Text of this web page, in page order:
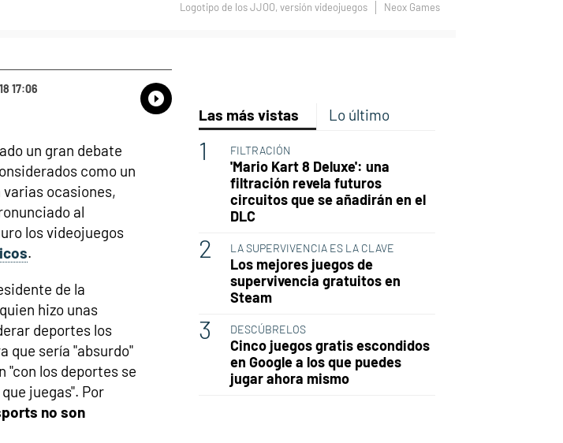
Logotipo de los JJOO, versión videojuegos Neox Games
17:06
Whatsapp
Compartir
un gran debate
como un
ocasiones,
al
los videojuegos
.
de la
hizo unas
deportes los
que sería "absurdo"
"con los deportes se
juegas". Por
no son
Las más vistas Lo último
FILTRACIÓN
'Mario Kart 8 Deluxe': una
filtración revela futuros
circuitos que se añadirán en el
DLC
LA SUPERVIVENCIA ES LA CLAVE
Los mejores juegos de
supervivencia gratuitos en
Steam
DESCÚBRELOS
Cinco juegos gratis escondidos
en Google a los que puedes
jugar ahora mismo